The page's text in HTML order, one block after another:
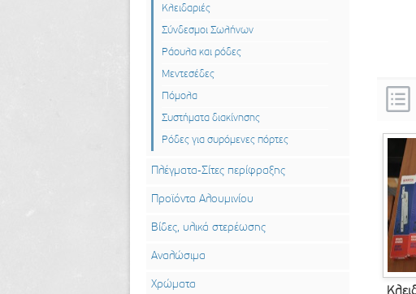
Κλειδαριές
Σύνδεσμοι Σωλήνων
Ράουλα και ρόδες
Μεντεσέδες
Πόμολα
Συστήματα διακίνησης
Ρόδες για συρόμενες πόρτες
Πλέγματα-Σίτες περίφραξης
Προϊόντα Αλουμινίου
Βίδες, υλικά στερέωσης
Αναλώσιμα
Χρώματα